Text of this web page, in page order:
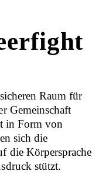
Raum für
Gemeinschaft
in Form von
sich die
die Körpersprache
stützt.